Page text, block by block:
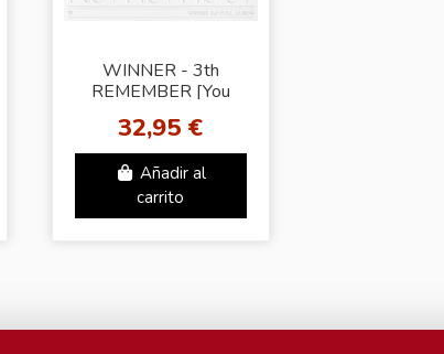
WINNER - 3th
REMEMBER [You
32,95 €
Añadir al
carrito